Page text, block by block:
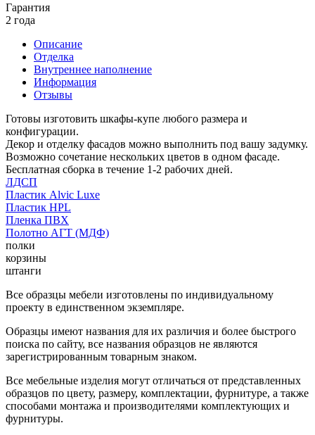
Гарантия
2 года
Описание
Отделка
Внутреннее наполнение
Информация
Отзывы
Готовы изготовить шкафы-купе любого размера и
конфигурации.
Декор и отделку фасадов можно выполнить под вашу задумку.
Возможно сочетание нескольких цветов в одном фасаде.
Бесплатная сборка в течение 1-2 рабочих дней.
ЛДСП
Пластик Alvic Luxe
Пластик HPL
Пленка ПВХ
Полотно АГТ (МДФ)
полки
корзины
штанги
Все образцы мебели изготовлены по индивидуальному
проекту в единственном экземпляре.
Образцы имеют названия для их различия и более быстрого
поиска по сайту, все названия образцов не являются
зарегистрированным товарным знаком.
Все мебельные изделия могут отличаться от представленных
образцов по цвету, размеру, комплектации, фурнитуре, а также
способами монтажа и производителями комплектующих и
фурнитуры.